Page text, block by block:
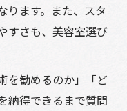
ります。また、スタ
すさも、美容室選び
を勧めるのか」「ど
納得できるまで質問